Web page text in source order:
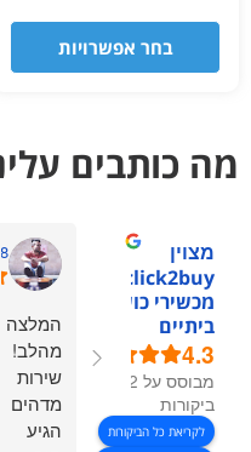
בחר אפשרויות
מה כותבים
מצוין
מכשירי כושר
ביתיים
4.3
מבוסס על 92
ביקורות
לקריאת כל הביקורות
המלצה
מהלב!
שירות
מדהים
הגיע